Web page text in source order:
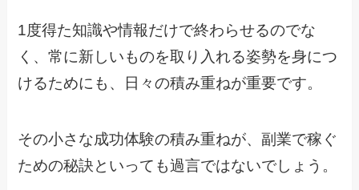
1度得た知識や情報だけで終わらせるのでな
く、常に新しいものを取り入れる姿勢を身につ
けるためにも、日々の積み重ねが重要です。
その小さな成功体験の積み重ねが、副業で稼ぐ
ための秘訣といっても過言ではないでしょう。